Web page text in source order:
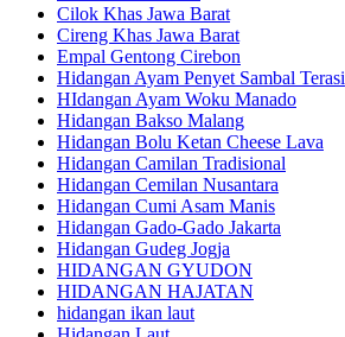
Cilok Khas Jawa Barat
Cireng Khas Jawa Barat
Empal Gentong Cirebon
Hidangan Ayam Penyet Sambal Terasi
HIdangan Ayam Woku Manado
Hidangan Bakso Malang
Hidangan Bolu Ketan Cheese Lava
Hidangan Camilan Tradisional
Hidangan Cemilan Nusantara
Hidangan Cumi Asam Manis
Hidangan Gado-Gado Jakarta
Hidangan Gudeg Jogja
HIDANGAN GYUDON
HIDANGAN HAJATAN
hidangan ikan laut